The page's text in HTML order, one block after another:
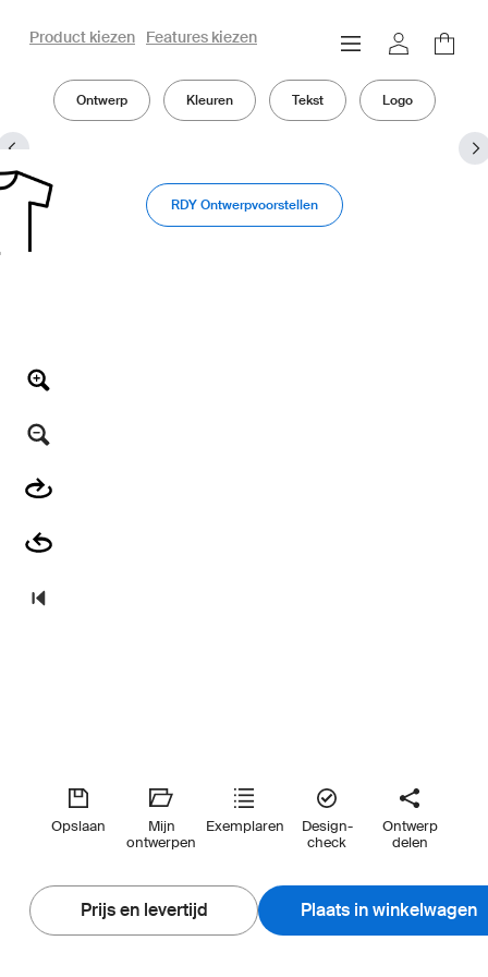
owayo 3D configurator
Product kiezen Features kiezen
Ontwerp Kleuren Tekst Logo
RDY Ontwerpvoorstellen
Opslaan
Mijn
ontwerpen
Exemplaren
Design-
check
Ontwerp
delen
Prijs en levertijd Plaats in winkelwagen